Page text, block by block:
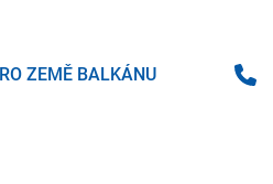
ZEMĚ BALKÁNU